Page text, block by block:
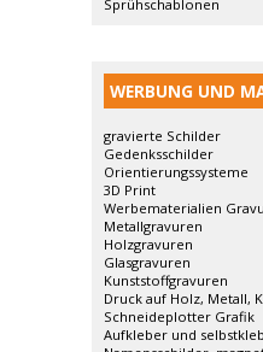
Sprühschablonen
WERBUNG UND
gravierte Schilder
Gedenksschilder
Orientierungssysteme
3D Print
Werbematerialien
Metallgravuren
Holzgravuren
Glasgravuren
Kunststoffgravuren
Druck auf Holz, Metall,
Schneideplotter Grafik
Aufkleber und